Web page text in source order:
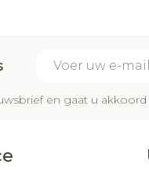
en gaat u